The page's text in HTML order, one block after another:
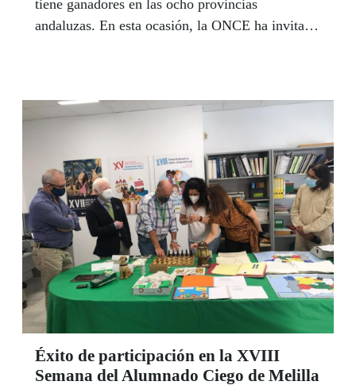
tiene ganadores en las ocho provincias
andaluzas. En esta ocasión, la ONCE ha invitado
participado 40.554 estudiantes y 457 profesores
de 365 centros educativos. A nivel estatal han
sido 157.451 alumnos los que han participado en
esta edición.
Éxito de participación en la XVIII
Semana del Alumnado Ciego de Melilla